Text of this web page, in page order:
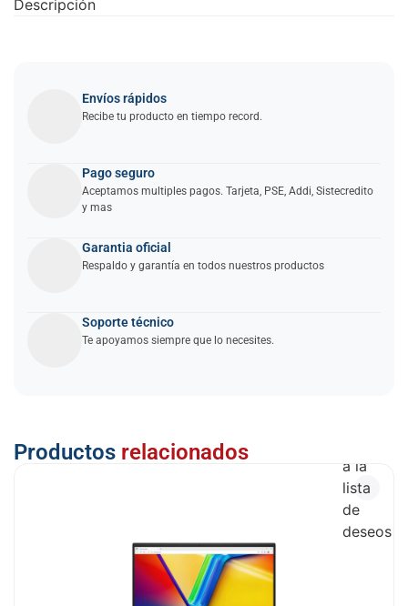
Descripción
Envíos rápidos
Recibe tu producto en tiempo record.
Pago seguro
Aceptamos multiples pagos. Tarjeta, PSE, Addi, Sistecredito
y mas
Garantia oficial
Respaldo y garantía en todos nuestros productos
Soporte técnico
Te apoyamos siempre que lo necesites.
Productos relacionados
a la
lista
de
deseos